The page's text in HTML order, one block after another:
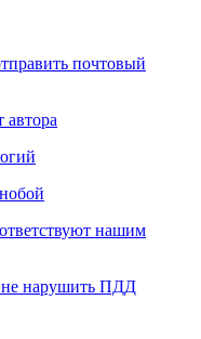
почтовый
автора
нашим
не нарушить ПДД